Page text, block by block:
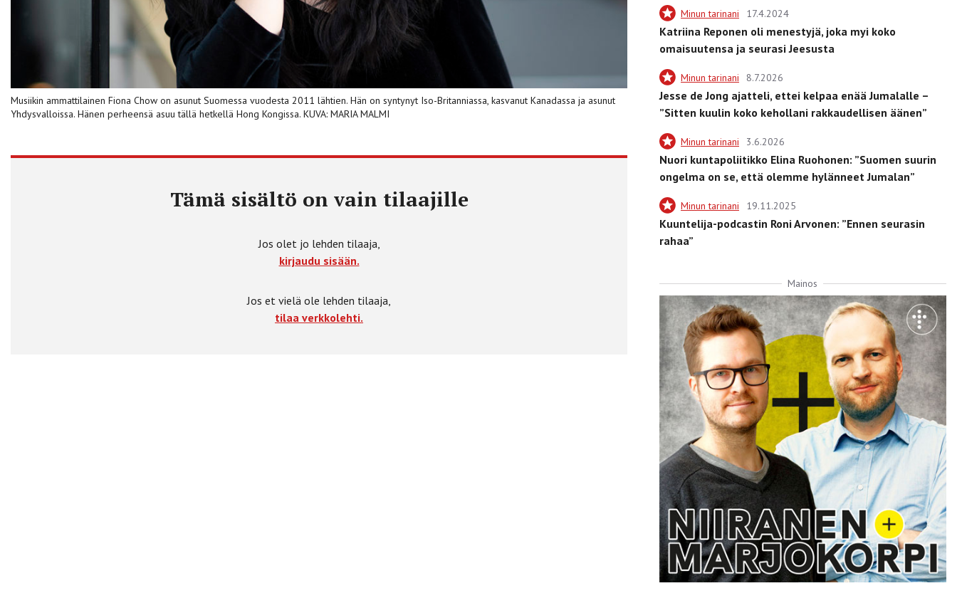
Musiikin ammattilainen Fiona Chow on asunut Suomessa vuodesta 2011 lähtien. Hän on syntynyt Iso-Britanniassa, kasvanut Kanadassa ja asunut
Yhdysvalloissa. Hänen perheensä asuu tällä hetkellä Hong Kongissa. KUVA: MARIA MALMI
Tämä sisältö on vain tilaajille
Jos olet jo lehden tilaaja,
kirjaudu sisään.
Jos et vielä ole lehden tilaaja,
tilaa verkkolehti.
Minun tarinani 17.4.2024
Katriina Reponen oli menestyjä, joka myi koko
omaisuutensa ja seurasi Jeesusta
Minun tarinani 8.7.2026
Jesse de Jong ajatteli, ettei kelpaa enää Jumalalle –
”Sitten kuulin koko kehollani rakkaudellisen äänen”
Minun tarinani 3.6.2026
Nuori kuntapoliitikko Elina Ruohonen: ”Suomen suurin
ongelma on se, että olemme hylänneet Jumalan”
Minun tarinani 19.11.2025
Kuuntelija-podcastin Roni Arvonen: ”Ennen seurasin
rahaa”
Mainos